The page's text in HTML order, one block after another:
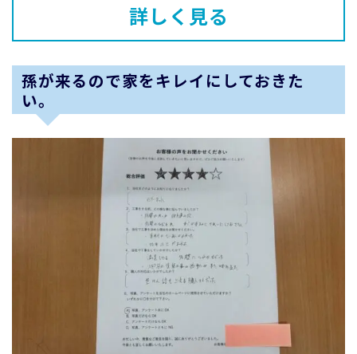
詳しく見る
孫が来るので家をキレイにしておきた
い。